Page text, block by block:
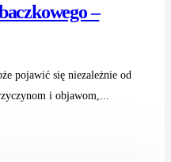
–
pojawić się niezależnie od
i objawom,...